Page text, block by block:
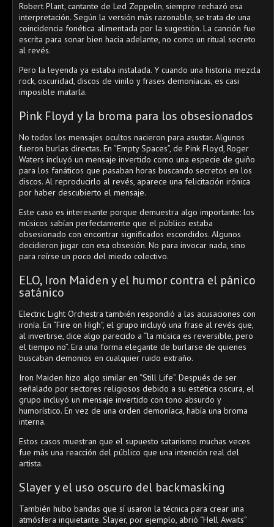
Robert Plant, cantante de Led Zeppelin, siempre rechazó esa
interpretación. Según la versión más razonable, se trata de una
coincidencia fonética alimentada por la sugestión. La canción fue
escrita para sonar bien hacia adelante, no como un ritual secreto
al revés.
Pero la leyenda ya estaba instalada. Y cuando una historia mezcla
rock, oscuridad, discos de vinilo y frases demoníacas, es casi
imposible matarla.
Pink Floyd y la broma para los obsesionados
No todos los mensajes ocultos nacieron para asustar. Algunos
fueron burlas directas. En “Empty Spaces”, de Pink Floyd, Roger
Waters incluyó un mensaje invertido como una especie de guiño
para los fanáticos que pasaban horas buscando secretos en los
discos. Al reproducirlo al revés, aparece una felicitación irónica
por haber descubierto el mensaje.
Este caso es interesante porque demuestra algo importante: los
músicos sabían perfectamente que el público estaba
obsesionado con encontrar significados escondidos. Algunos
decidieron jugar con esa obsesión. No para invocar nada, sino
para reírse un poco del miedo colectivo.
ELO, Iron Maiden y el humor contra el pánico
satánico
Electric Light Orchestra también respondió a las acusaciones con
ironía. En “Fire on High”, el grupo incluyó una frase al revés que,
al invertirse, dice algo parecido a “la música es reversible, pero
el tiempo no”. Era una forma elegante de burlarse de quienes
buscaban demonios en cualquier ruido extraño.
Iron Maiden hizo algo similar en “Still Life”. Después de ser
señalado por sectores religiosos debido a su estética oscura, el
grupo incluyó un mensaje invertido con tono absurdo y
humorístico. En vez de una orden demoníaca, había una broma
interna.
Estos casos muestran que el supuesto satanismo muchas veces
fue más una reacción del público que una intención real del
artista.
Slayer y el uso oscuro del backmasking
También hubo bandas que sí usaron la técnica para crear una
atmósfera inquietante. Slayer, por ejemplo, abrió “Hell Awaits”